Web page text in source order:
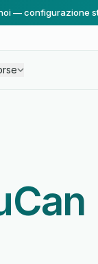
— configurazione